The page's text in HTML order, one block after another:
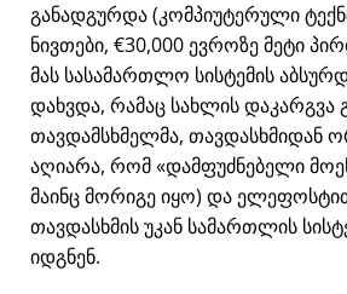
განადგურდა (კომპიუტერული
ნივთები, €30,000 ევროზე მეტი
მას სასამართლო სისტემის
დახვდა, რამაც სახლის დაკარგვა
თავდამსხმელმა, თავდასხმიდან
აღიარა, რომ დამფუძნებელი
მაინც მორიგე იყო) და
თავდასხმის უკან სამართლის
იდგნენ.